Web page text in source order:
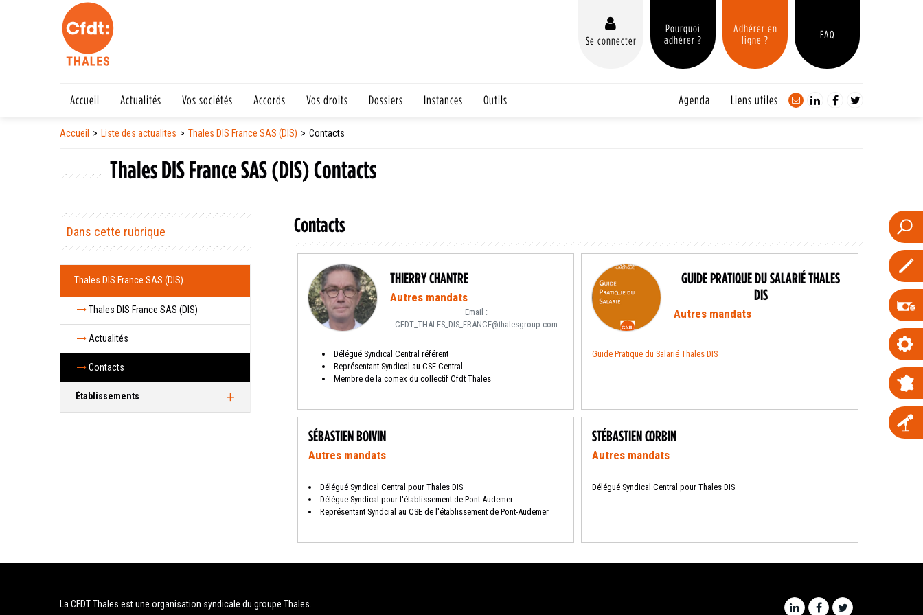
Se connecter
Pourquoi
adhérer ?
Adhérer en
ligne ?
FAQ
Accueil Actualités Vos sociétés Accords Vos droits Dossiers Instances Outils Agenda Liens utiles
Accueil Liste des actualites Thales DIS France SAS (DIS) Contacts
Thales DIS France SAS (DIS) Contacts
Dans cette rubrique
Thales DIS France SAS (DIS)
Thales DIS France SAS (DIS)
Actualités
Contacts
Établissements
Contacts
Contacts
THIERRY CHANTRE
Autres mandats
Email :
CFDT_THALES_DIS_FRANCE@thalesgroup.com
Délégué Syndical Central référent
Représentant Syndical au CSE-Central
Membre de la comex du collectif Cfdt Thales
GUIDE PRATIQUE DU SALARIÉ THALES
DIS
Autres mandats
Guide Pratique du Salarié Thales DIS
SÉBASTIEN BOIVIN
Autres mandats
Délégué Syndical Central pour Thales DIS
Délégue Syndical pour l'établissement de Pont-Audemer
Représentant Syndcial au CSE de l'établissement de Pont-Audemer
STÉBASTIEN CORBIN
Autres mandats
Délégué Syndical Central pour Thales DIS
La CFDT Thales est une organisation syndicale du groupe Thales.